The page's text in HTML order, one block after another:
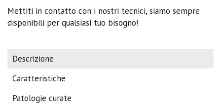
Mettiti in contatto con i nostri tecnici, siamo sempre
disponibili per qualsiasi tuo bisogno!
Descrizione
Caratteristiche
Patologie curate